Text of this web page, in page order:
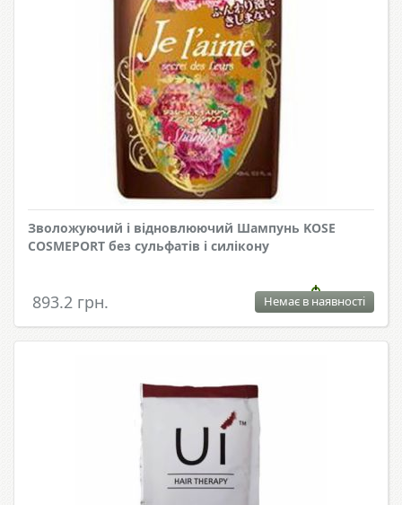
Зволожуючий і відновлюючий Шампунь KOSE
COSMEPORT без сульфатів і силікону
893.2 грн. Немає в наявності